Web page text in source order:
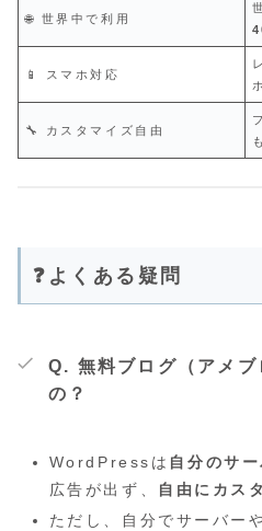
🌐 世界中で利用
📱 スマホ対応
🔧 カスタマイズ自由
❓よくある疑問
Q. 無料ブログ（アメブ
の？
WordPressは 自分のサ
広告が出ず、
自由にカス
ただし、自分でサーバー